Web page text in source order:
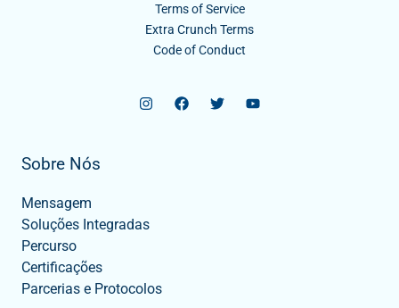
Terms of Service
Extra Crunch Terms
Code of Conduct
Sobre Nós
Mensagem
Soluções Integradas
Percurso
Certificações
Parcerias e Protocolos